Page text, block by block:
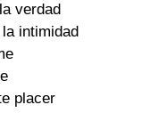
verdad
intimidad
placer